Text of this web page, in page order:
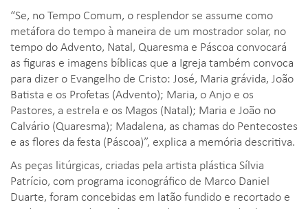
“Se, no Tempo Comum, o resplendor se assume como
metáfora do tempo à maneira de um mostrador solar, no
tempo do Advento, Natal, Quaresma e Páscoa convocará
as figuras e imagens bíblicas que a Igreja também convoca
para dizer o Evangelho de Cristo: José, Maria grávida, João
Batista e os Profetas (Advento); Maria, o Anjo e os
Pastores, a estrela e os Magos (Natal); Maria e João no
Calvário (Quaresma); Madalena, as chamas do Pentecostes
e as flores da festa (Páscoa)”, explica a memória descritiva.
As peças litúrgicas, criadas pela artista plástica Sílvia
Patrício, com programa iconográfico de Marco Daniel
Duarte, foram concebidas em latão fundido e recortado e